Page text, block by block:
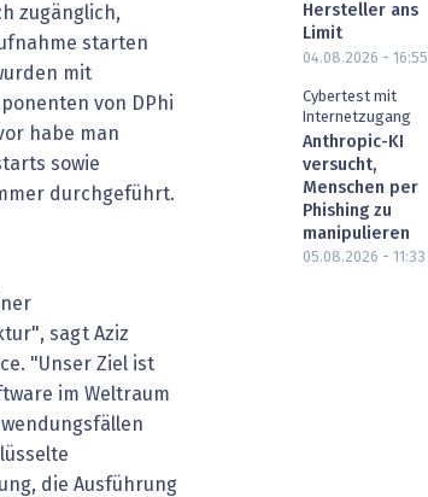
zugänglich,
starten
mit
von DPhi
habe man
sowie
durchgeführt.
sagt Aziz
"Unser Ziel ist
im Weltraum
die Ausführung
Hersteller ans
Limit
04.08.2026 - 16:55
Cybertest mit
Internetzugang
Anthropic-KI
versucht,
Menschen per
Phishing zu
manipulieren
05.08.2026 - 11:33